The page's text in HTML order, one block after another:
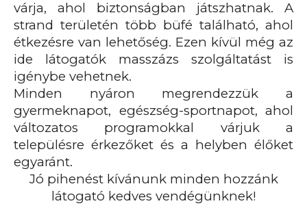
várja, ahol biztonságban játszhatnak. A
strand területén több büfé található, ahol
étkezésre van lehetőség. Ezen kívül még az
ide látogatók masszázs szolgáltatást is
igénybe vehetnek.
Minden nyáron megrendezzük a
gyermeknapot, egészség-sportnapot, ahol
változatos programokkal várjuk a
településre érkezőket és a helyben élőket
egyaránt.
Jó pihenést kívánunk minden hozzánk
látogató kedves vendégünknek!